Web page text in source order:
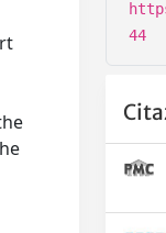
44